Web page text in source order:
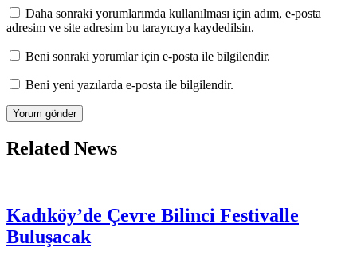
Daha sonraki yorumlarımda kullanılması için adım, e-posta
adresim ve site adresim bu tarayıcıya kaydedilsin.
Beni sonraki yorumlar için e-posta ile bilgilendir.
Beni yeni yazılarda e-posta ile bilgilendir.
Related News
Kadıköy’de Çevre Bilinci Festivalle
Buluşacak